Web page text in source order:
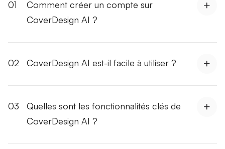
01
Comment créer un compte sur
CoverDesign AI ?
02 CoverDesign AI est-il facile à utiliser ?
03
Quelles sont les fonctionnalités clés de
CoverDesign AI ?